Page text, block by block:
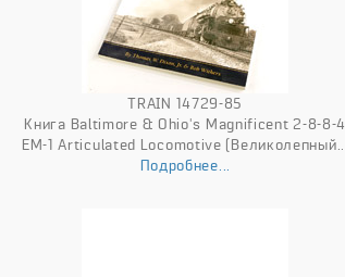
TRAIN 14729-85
Книга Baltimore & Ohio's Magnificent 2-8-8-4
EM-1 Articulated Locomotive (Великолепный...
Подробнее...